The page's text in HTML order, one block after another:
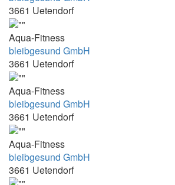
14:00-18:00
14:15-15:00
14:25 - 14:55
14:30 - 15:00
14:30-15:10
14:30-16:30
14:30-17:30
3661 Uetendorf
Aqua-Fitness
bleibgesund GmbH
3661 Uetendorf
Aqua-Fitness
bleibgesund GmbH
3661 Uetendorf
Aqua-Fitness
bleibgesund GmbH
3661 Uetendorf